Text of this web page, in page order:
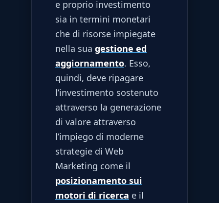
e proprio investimento
sia in termini monetari
che di risorse impiegate
nella sua gestione ed
aggiornamento. Esso,
quindi, deve ripagare
l’investimento sostenuto
attraverso la generazione
di valore attraverso
l’impiego di moderne
strategie di Web
Marketing come il
posizionamento sui
motori di ricerca e il